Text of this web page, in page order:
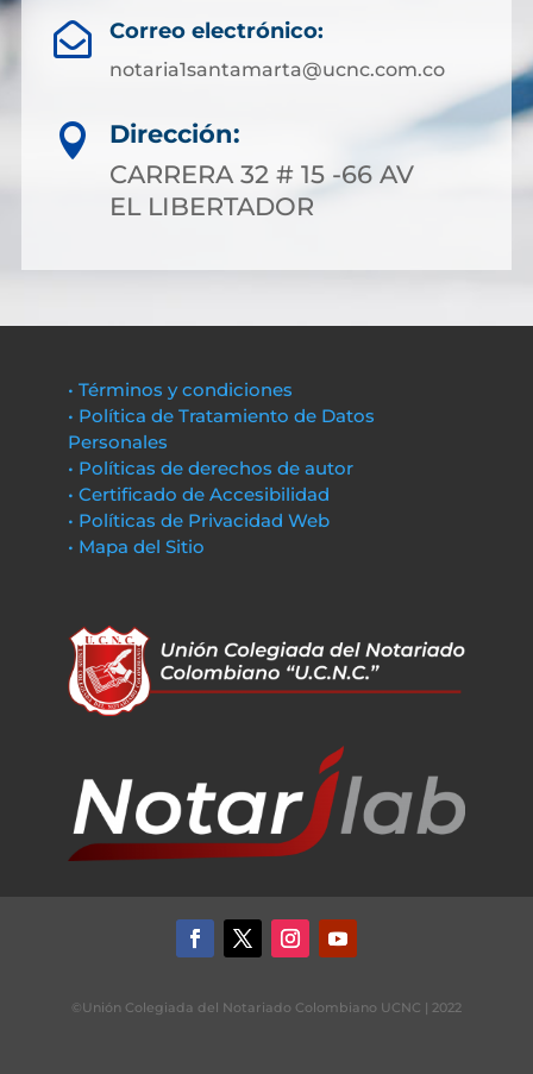
 Correo electrónico:
notaria1santamarta@ucnc.com.co

Dirección:
CARRERA 32 # 15 -66 AV
EL LIBERTADOR
• Términos y condiciones
• Política de Tratamiento de Datos
Personales
• Políticas de derechos de autor
• Certificado de Accesibilidad
• Políticas de Privacidad Web
• Mapa del Sitio
©Unión Colegiada del Notariado Colombiano UCNC | 2022